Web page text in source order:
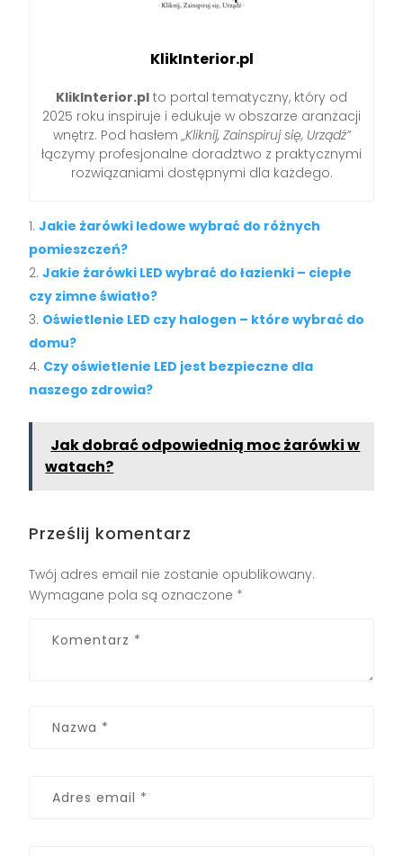
KlikInterior.pl
KlikInterior.pl to portal tematyczny, który od
2025 roku inspiruje i edukuje w obszarze aranżacji
wnętrz. Pod hasłem „Kliknij, Zainspiruj się, Urządź”
łączymy profesjonalne doradztwo z praktycznymi
rozwiązaniami dostępnymi dla każdego.
Jakie żarówki ledowe wybrać do różnych
pomieszczeń?
Jakie żarówki LED wybrać do łazienki – ciepłe
czy zimne światło?
Oświetlenie LED czy halogen – które wybrać do
domu?
Czy oświetlenie LED jest bezpieczne dla
naszego zdrowia?
Jak dobrać odpowiednią moc żarówki w
watach?
Prześlij komentarz
Twój adres email nie zostanie opublikowany.
Wymagane pola są oznaczone *